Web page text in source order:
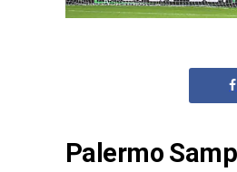
Palermo